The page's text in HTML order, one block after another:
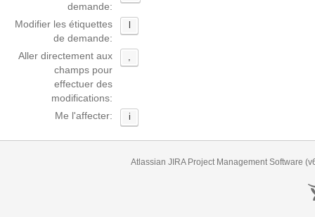
demande:
Modifier les étiquettes
de demande:
Aller directement aux
champs pour
effectuer des
modifications:
,
Me l'affecter: i
Atlassian JIRA Project Management Software